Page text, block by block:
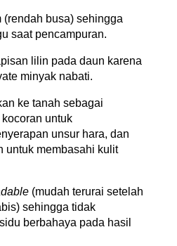
(rendah busa) sehingga
saat pencampuran.
lilin pada daun karena
minyak nabati.
ke tanah sebagai
untuk
unsur hara, dan
untuk membasahi kulit
(mudah terurai setelah
sehingga tidak
berbahaya pada hasil